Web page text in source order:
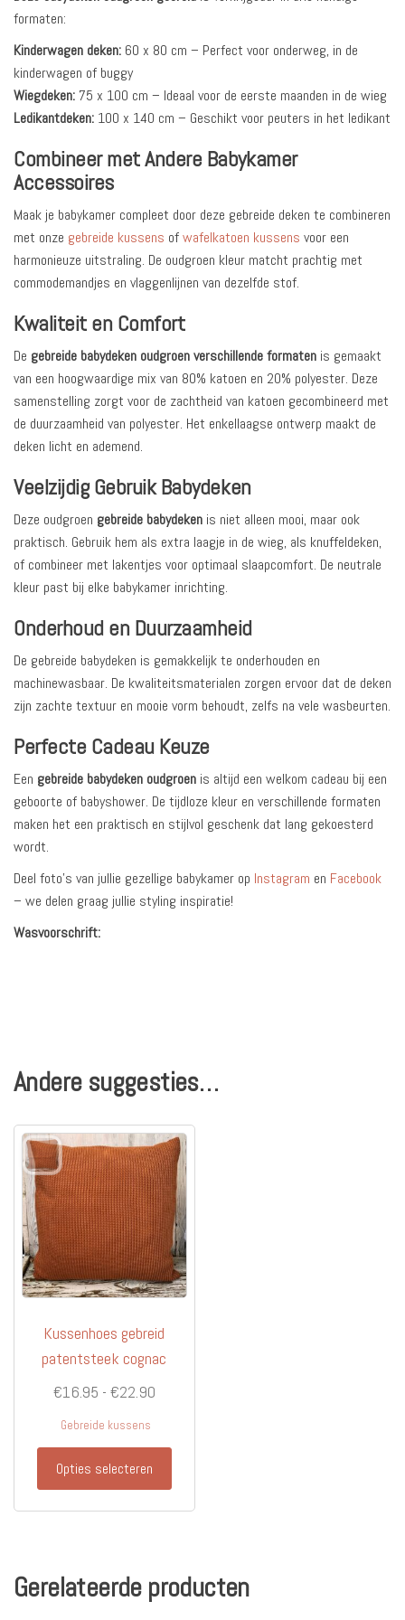
formaten:
Kinderwagen deken: 60 x 80 cm – Perfect voor onderweg, in de
kinderwagen of buggy
Wiegdeken: 75 x 100 cm – Ideaal voor de eerste maanden in de wieg
Ledikantdeken: 100 x 140 cm – Geschikt voor peuters in het ledikant
Combineer met Andere Babykamer
Accessoires
Maak je babykamer compleet door deze gebreide deken te combineren
met onze gebreide kussens ofwafelkatoen kussens voor een
harmonieuze uitstraling. De oudgroen kleur matcht prachtig met
commodemandjes en vlaggenlijnen van dezelfde stof.
Kwaliteit en Comfort
De gebreide babydeken oudgroen verschillende formaten is gemaakt
van een hoogwaardige mix van 80% katoen en 20% polyester. Deze
samenstelling zorgt voor de zachtheid van katoen gecombineerd met
de duurzaamheid van polyester. Het enkellaagse ontwerp maakt de
deken licht en ademend.
Veelzijdig Gebruik Babydeken
Deze oudgroen gebreide babydeken is niet alleen mooi, maar ook
praktisch. Gebruik hem als extra laagje in de wieg, als knuffeldeken,
of combineer met lakentjes voor optimaal slaapcomfort. De neutrale
kleur past bij elke babykamer inrichting.
Onderhoud en Duurzaamheid
De gebreide babydeken is gemakkelijk te onderhouden en
machinewasbaar. De kwaliteitsmaterialen zorgen ervoor dat de deken
zijn zachte textuur en mooie vorm behoudt, zelfs na vele wasbeurten.
Perfecte Cadeau Keuze
Een gebreide babydeken oudgroen is altijd een welkom cadeau bij een
geboorte of babyshower. De tijdloze kleur en verschillende formaten
maken het een praktisch en stijlvol geschenk dat lang gekoesterd
wordt.
Deel foto’s van jullie gezellige babykamer op Instagram en Facebook
– we delen graag jullie styling inspiratie!
Wasvoorschrift:
Andere suggesties…
Kussenhoes gebreid
patentsteek cognac
€16.95 - €22.90Prijsklasse:
Gebreide kussens
Opties selecteren
Dit
optie
Gerelateerde producten